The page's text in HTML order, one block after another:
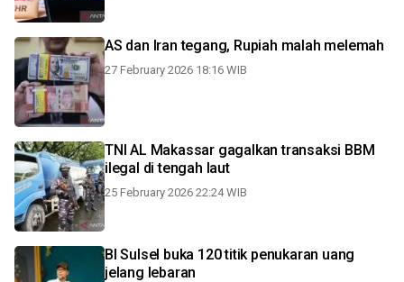
AS dan Iran tegang, Rupiah malah melemah
27 February 2026 18:16 WIB
TNI AL Makassar gagalkan transaksi BBM
ilegal di tengah laut
25 February 2026 22:24 WIB
BI Sulsel buka 120 titik penukaran uang
jelang lebaran